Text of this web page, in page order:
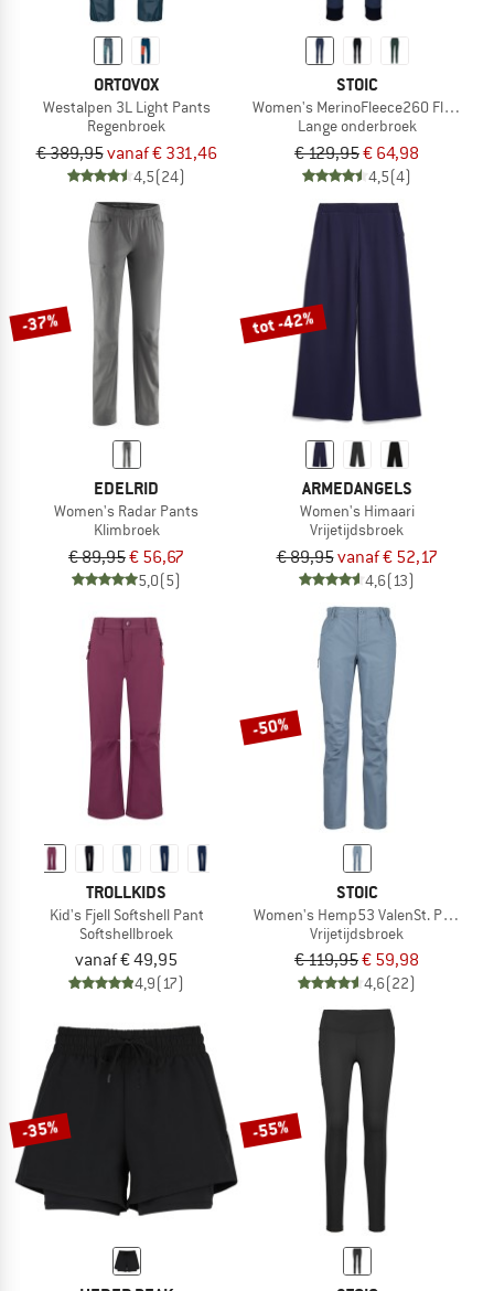
ORTOVOX
Westalpen 3L Light Pants
Regenbroek
€ 389,95vanaf € 331,46
4,5(24)
STOIC
Women's MerinoFleece260 FlenSt.
Lange onderbroek
€ 129,95€ 64,98
4,5(4)
-37%
EDELRID
Women's Radar Pants
Klimbroek
€ 89,95€ 56,67
5,0(5)
tot -42%
ARMEDANGELS
Women's Himaari
Vrijetijdsbroek
€ 89,95vanaf € 52,17
4,6(13)
TROLLKIDS
Kid's Fjell Softshell Pant
Softshellbroek
vanaf € 49,95
4,9(17)
-50%
STOIC
Women's Hemp53 ValenSt. Pant
Vrijetijdsbroek
€ 119,95€ 59,98
4,6(22)
-35% -55%